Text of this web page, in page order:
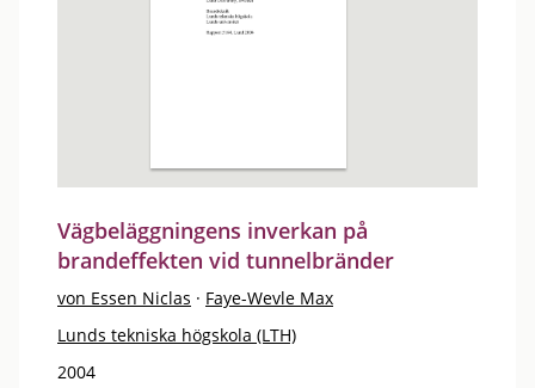
Vägbeläggningens inverkan på
brandeffekten vid tunnelbränder
von Essen Niclas · Faye-Wevle Max
Lunds tekniska högskola (LTH)
2004